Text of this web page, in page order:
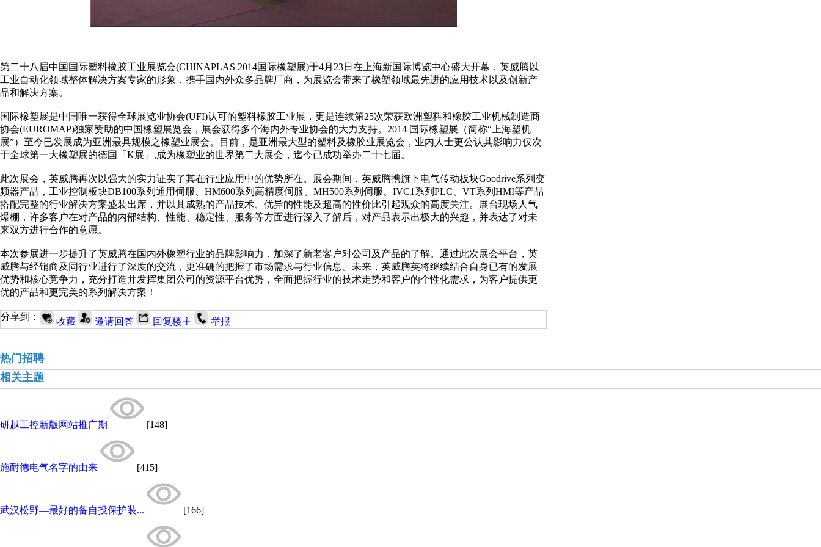
第二十八届中国国际塑料橡胶工业展览会(CHINAPLAS 2014国际橡塑展)于4月23日在上海新国际博览中心盛大开幕，英威腾以
工业自动化领域整体解决方案专家的形象，携手国内外众多品牌厂商，为展览会带来了橡塑领域最先进的应用技术以及创新产
品和解决方案。
国际橡塑展是中国唯一获得全球展览业协会(UFI)认可的塑料橡胶工业展，更是连续第25次荣获欧洲塑料和橡胶工业机械制造商
协会(EUROMAP)独家赞助的中国橡塑展览会，展会获得多个海内外专业协会的大力支持。2014 国际橡塑展（简称“上海塑机
展”）至今已发展成为亚洲最具规模之橡塑业展会。目前，是亚洲最大型的塑料及橡胶业展览会，业内人士更公认其影响力仅次
于全球第一大橡塑展的德国「K展」,成为橡塑业的世界第二大展会，迄今已成功举办二十七届。
此次展会，英威腾再次以强大的实力证实了其在行业应用中的优势所在。展会期间，英威腾携旗下电气传动板块Goodrive系列变
频器产品，工业控制板块DB100系列通用伺服、HM600系列高精度伺服、MH500系列伺服、IVC1系列PLC、VT系列HMI等产品
搭配完整的行业解决方案盛装出席，并以其成熟的产品技术、优异的性能及超高的性价比引起观众的高度关注。展台现场人气
爆棚，许多客户在对产品的内部结构、性能、稳定性、服务等方面进行深入了解后，对产品表示出极大的兴趣，并表达了对未
来双方进行合作的意愿。
本次参展进一步提升了英威腾在国内外橡塑行业的品牌影响力，加深了新老客户对公司及产品的了解。通过此次展会平台，英
威腾与经销商及同行业进行了深度的交流，更准确的把握了市场需求与行业信息。未来，英威腾英将继续结合自身已有的发展
优势和核心竞争力，充分打造并发挥集团公司的资源平台优势，全面把握行业的技术走势和客户的个性化需求，为客户提供更
优的产品和更完美的系列解决方案！
分享到： 收藏 邀请回答 回复楼主 举报
热门招聘
相关主题
研越工控新版网站推广期 [148]
施耐德电气名字的由来 [415]
武汉松野—最好的备自投保护装... [166]